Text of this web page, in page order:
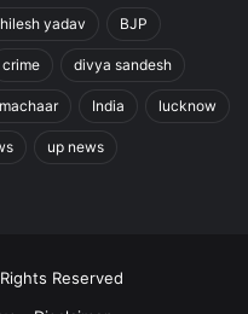
yadav BJP
crime divya sandesh
India lucknow
up news
Reserved